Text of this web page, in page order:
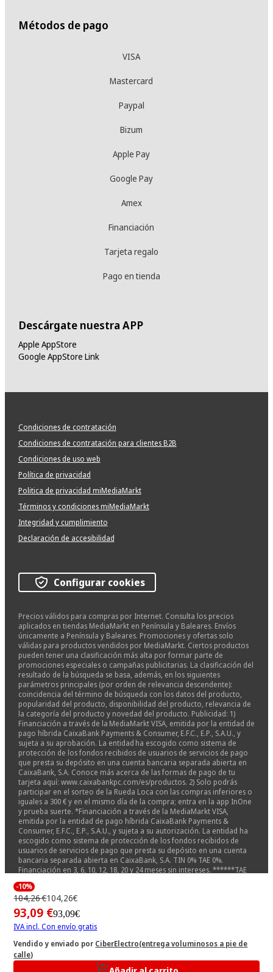
-10%
104,26 €104,26€
93,09 €93,09€
IVA incl. Con envío gratis
Vendido y enviado por CiberElectro(entrega voluminosos a pie de
calle)
Métodos de pago
VISA
Mastercard
Paypal
Bizum
Apple Pay
Google Pay
Amex
Financiación
Tarjeta regalo
Pago en tienda
Descárgate nuestra APP
Apple AppStore
Google AppStore Link
Condiciones de contratación
Condiciones de contratación para clientes B2B
Condiciones de uso web
Política de privacidad
Politica de privacidad miMediaMarkt
Términos y condiciones miMediaMarkt
Integridad y cumplimiento
Declaración de accesibilidad
Configurar cookies
Precios válidos para compras por Internet. Consulta los precios
aplicados en tiendas MediaMarkt en Península y Baleares. Envíos
únicamente a Península y Baleares. Promociones y ofertas solo
válidas para productos vendidos por MediaMarkt. Ciertos productos
pueden tener una clasificación más alta por formar parte de
promociones especiales o campañas publicitarias. La clasificación del
resultado de la búsqueda se basa, además, en los siguientes
parámetros principales (por orden de relevancia descendente):
coincidencia del término de búsqueda con los datos del producto,
popularidad del producto, disponibilidad del producto, relevancia de
la categoría del producto y novedad del producto. Publicidad: 1)
Financiación a través de la MediaMarkt VISA, emitida por la entidad de
pago híbrida CaixaBank Payments & Consumer, E.F.C., E.P., S.A.U., y
sujeta a su aprobación. La entidad ha escogido como sistema de
protección de los fondos recibidos de usuarios de servicios de pago
que presta su depósito en una cuenta bancaria separada abierta en
CaixaBank, S.A. Conoce más acerca de las formas de pago de tu
tarjeta aquí: www.caixabankpc.com/es/productos. 2) Solo podrás
participar en el sorteo de la Rueda Loca con las compras inferiores o
iguales a 300 € y en el mismo día de la compra; entra en la app InOne
y prueba suerte. *Financiación a través de la MediaMarkt VISA,
emitida por la entidad de pago híbrida CaixaBank Payments &
Consumer, E.F.C., E.P., S.A.U., y sujeta a su autorización. La entidad ha
escogido como sistema de protección de los fondos recibidos de
usuarios de servicios de pago que presta su depósito en una cuenta
bancaria separada abierta en CaixaBank, S.A. TIN 0% TAE 0%.
Financiación en 3, 6, 10, 12, 18, 20 y 24 meses sin intereses. ******TAE
0%****** TIN 0%. IMPORTE MÍNIMO A FINANCIAR 299€. EJEMPLO PARA
UNA COMPRA FINANCIADAD EN 24 MESES DE 654€. 24 CUOTAS DE 27,25€.
IMPORTE TOTAL ADEUDADO Y PRECIO TOTAL A PLAZOS: 654€. COSTE
TOTAL DEL CRÉDITO E INTERESES: 0€. Sistema de amortización
francés. Financiación 0% Samsung ZFlip ZFold 8 Watch9 y Ultra2 válida
desde el 22/07/2026 15:00hs al 31/08/2026 23:59hs en nuestras tiendas
físicas, en mediamarkt.es y en la app, no acumulable a otras
promociones. Conoce más acerca de las formas de pago de tu
tarjeta aquí: www.caixabankpc.com/es/productos.